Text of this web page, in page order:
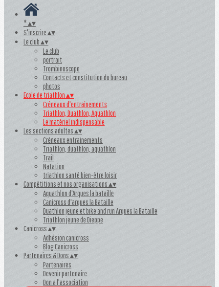
*▴▾
S'inscrire▴▾
Le club▴▾
Le club
portrait
Trombinoscope
Contacts et constitution du bureau
photos
Ecole de triathlon▴▾
Créneaux d'entrainements
Triathlon, Duathlon, Aquathlon
Le matériel indispensable
Les sections adultes▴▾
Créneaux entrainements
Triathlon, duathlon, aquathlon
Trail
Natation
triathlon santé bien-être loisir
Compétitions et nos organisations▴▾
Aquathlon d'Arques la bataille
Canicross d'arques la Bataille
Duathlon jeune et bike and run Arques la Bataille
Triathlon jeune de Dieppe
Canicross▴▾
Adhésion canicross
Blog Canicross
Partenaires & Dons▴▾
Partenaires
Devenir partenaire
Don a l'association